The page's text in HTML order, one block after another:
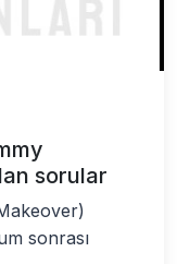
sorular
sonrası